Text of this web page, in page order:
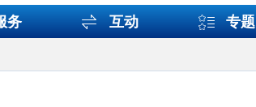
务 互动 专题